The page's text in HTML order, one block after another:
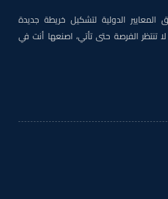
الدولية لتشكيل خريطة جديدة
تنتظر الفرصة حتى تأتي، اصنعها أنت في